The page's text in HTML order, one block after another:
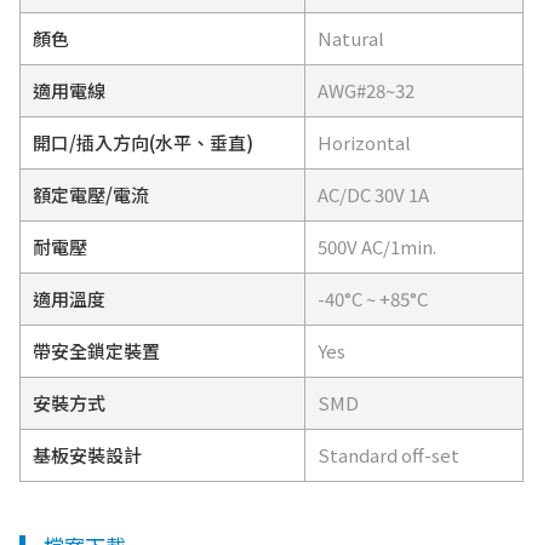
顏色 Natural
適用電線 AWG#28~32
開口/插入方向(水平、垂直) Horizontal
額定電壓/電流 AC/DC 30V 1A
耐電壓 500V AC/1min.
適用溫度 -40°C ~ +85°C
帶安全鎖定裝置 Yes
安裝方式 SMD
基板安裝設計 Standard off-set